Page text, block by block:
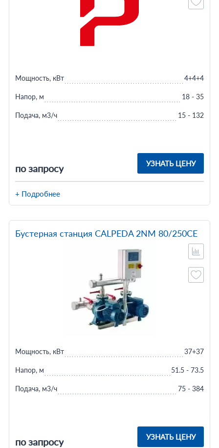
по запросу УЗНАТЬ ЦЕНУ
Мощность, кВт 4+4+4
Напор, м 18 - 35
Подача, м3/ч 15 - 132
+ Подробнее
Бустерная станция CALPEDA 2NM 80/250CE
по запросу УЗНАТЬ ЦЕНУ
Мощность, кВт 37+37
Напор, м 51.5 - 73.5
Подача, м3/ч 75 - 384